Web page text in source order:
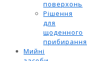
поверхонь
Рішення
для
щоденного
прибирання
Мийні